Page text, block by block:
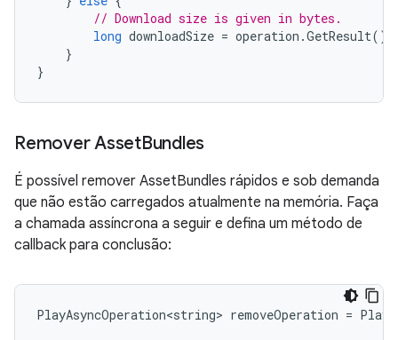
// Download size is given in bytes.
long downloadSize = operation .GetResult();
}
}
Remover AssetBundles
É possível remover AssetBundles rápidos e sob demanda
que não estão carregados atualmente na memória. Faça
a chamada assíncrona a seguir e defina um método de
callback para conclusão:
PlayAsyncOperation<string> removeOperation =